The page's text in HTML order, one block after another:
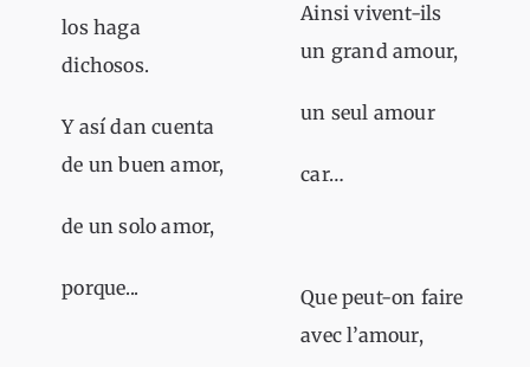
los haga
dichosos.
Y así dan cuenta
de un buen amor,
de un solo amor,
porque...
Ainsi vivent-ils
un grand amour,
un seul amour
car…
Que peut-on faire
avec l’amour,